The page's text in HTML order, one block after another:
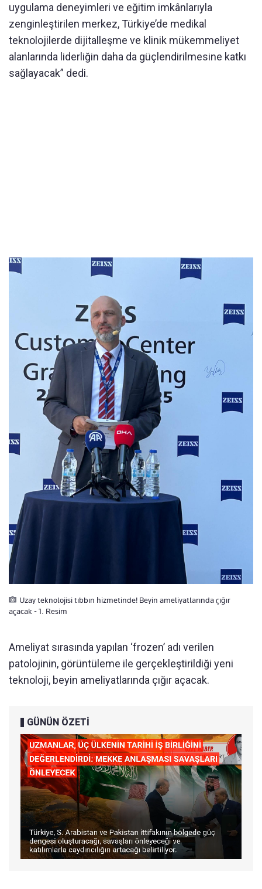
uygulama deneyimleri ve eğitim imkânlarıyla
zenginleştirilen merkez, Türkiye’de medikal
teknolojilerde dijitalleşme ve klinik mükemmeliyet
alanlarında liderliğin daha da güçlendirilmesine katkı
sağlayacak” dedi.
Uzay teknolojisi tıbbın hizmetinde! Beyin ameliyatlarında çığır
açacak - 1. Resim
Ameliyat sırasında yapılan ‘frozen’ adı verilen
patolojinin, görüntüleme ile gerçekleştirildiği yeni
teknoloji, beyin ameliyatlarında çığır açacak.
GÜNÜN ÖZETİ